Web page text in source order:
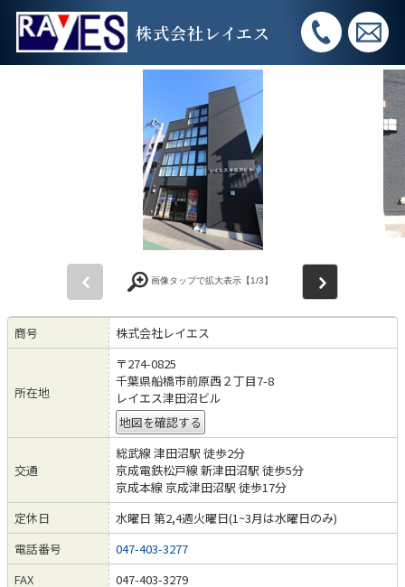
株式会社レイエス
画像タップで拡大表示【1/3】
商号 株式会社レイエス
所在地
〒274-0825
千葉県船橋市前原西２丁目7-8
レイエス津田沼ビル
地図を確認する
交通
総武線 津田沼駅 徒歩2分
京成電鉄松戸線 新津田沼駅 徒歩5分
京成本線 京成津田沼駅 徒歩17分
定休日
水曜日 第2,4週火曜日(1~3月は水曜日のみ)
電話番号
047-403-3277
FAX
047-403-3279